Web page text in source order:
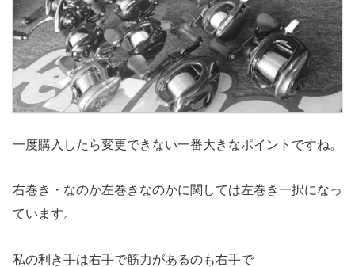
一度購入したら変更できない一番大きなポイントですね。
右巻き・なのか左巻きなのかに関しては左巻き一択になっ
ています。
私の利き手は右手で筋力があるのも右手で